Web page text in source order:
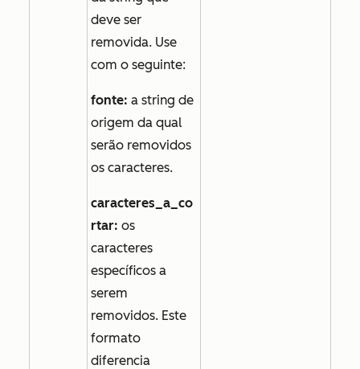
deve ser
removida. Use
com o seguinte:
fonte: a string de
origem da qual
serão removidos
os caracteres.
caracteres_a_co
rtar: os
caracteres
específicos a
serem
removidos. Este
formato
diferencia